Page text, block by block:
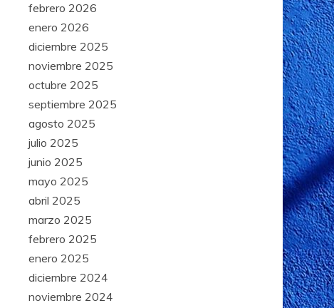
febrero 2026
enero 2026
diciembre 2025
noviembre 2025
octubre 2025
septiembre 2025
agosto 2025
julio 2025
junio 2025
mayo 2025
abril 2025
marzo 2025
febrero 2025
enero 2025
diciembre 2024
noviembre 2024